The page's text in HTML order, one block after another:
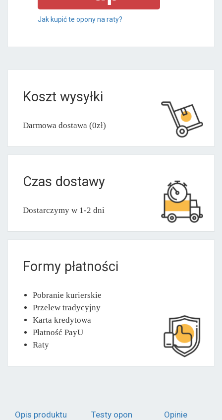
Jak kupić te opony na raty?
Koszt wysyłki
Darmowa dostawa (0zł)
Czas dostawy
Dostarczymy w 1-2 dni
Formy płatności
Pobranie kurierskie
Przelew tradycyjny
Karta kredytowa
Płatność PayU
Raty
Opis produktu Testy opon Opinie